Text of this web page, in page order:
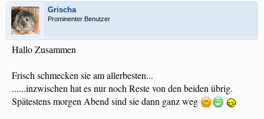
Grischa
Prominenter Benutzer
Hallo Zusammen
Frisch schmecken sie am allerbesten...
......inzwischen hat es nur noch Reste von den beiden übrig.
Spätestens morgen Abend sind sie dann ganz weg